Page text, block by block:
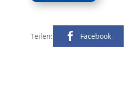
Teilen: Facebook